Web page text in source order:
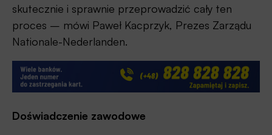
skutecznie i sprawnie przeprowadzić cały ten
proces – mówi Paweł Kacprzyk, Prezes Zarządu
Nationale-Nederlanden.
Doświadczenie zawodowe